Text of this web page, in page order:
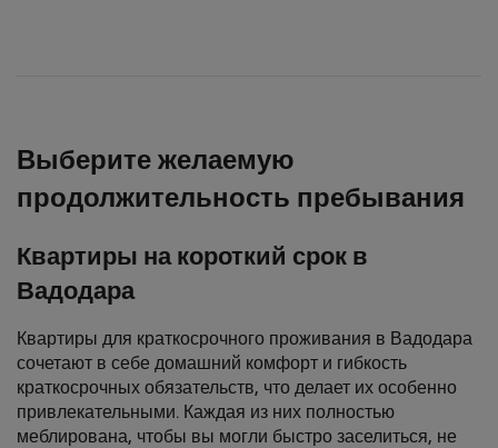
Выберите желаемую
продолжительность пребывания
Квартиры на короткий срок в
Вадодара
Квартиры для краткосрочного проживания в Вадодара
сочетают в себе домашний комфорт и гибкость
краткосрочных обязательств, что делает их особенно
привлекательными. Каждая из них полностью
меблирована, чтобы вы могли быстро заселиться, не